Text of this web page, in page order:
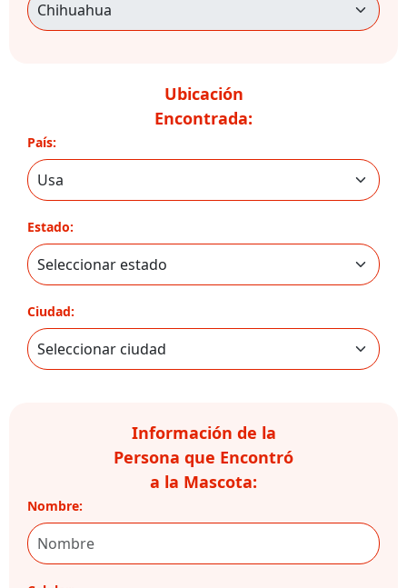
Ubicación
Encontrada:
País:
Estado:
Ciudad:
Información de la
Persona que Encontró
a la Mascota:
Nombre: